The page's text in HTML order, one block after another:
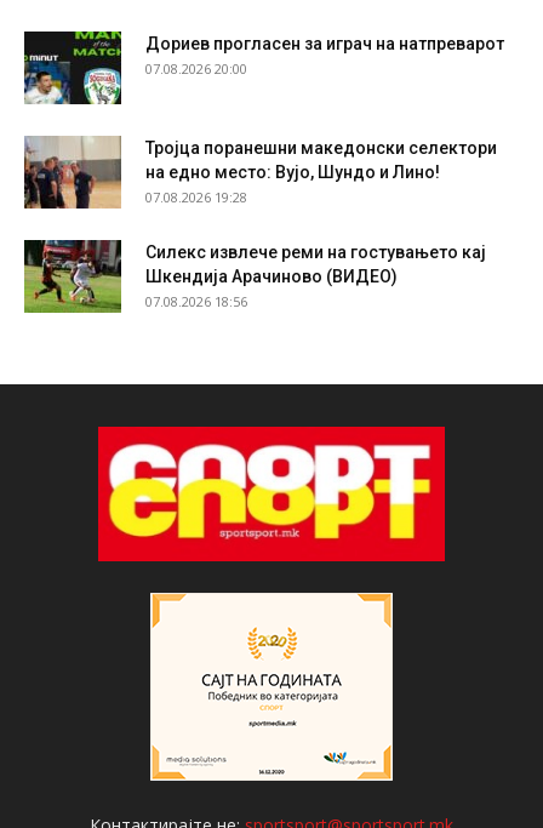
Дориев прогласен за играч на натпреварот
07.08.2026 20:00
Тројца поранешни македонски селектори
на едно место: Вујо, Шундо и Лино!
07.08.2026 19:28
Силекс извлече реми на гостувањето кај
Шкендија Арачиново (ВИДЕО)
07.08.2026 18:56